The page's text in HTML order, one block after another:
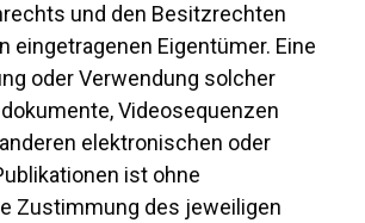
und den Besitzrechten
eingetragenen Eigentümer. Eine
oder Verwendung solcher
Videosequenzen
elektronischen oder
ist ohne
Zustimmung des jeweiligen